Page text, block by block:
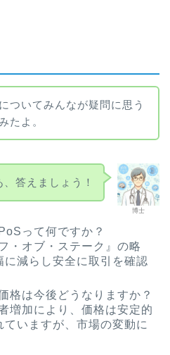
ついてみんなが疑問に思う
たよ。
博士
、答えましょう！
って何ですか？
・オブ・ステーク』の略
に減らし安全に取引を確認
格は今後どうなりますか？
増加により、価格は安定的
ていますが、市場の変動に